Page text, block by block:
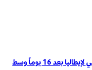
باولو مالديني يستقيل من منصب المدير الفني لإيطاليا بعد 16 يوماً وسط